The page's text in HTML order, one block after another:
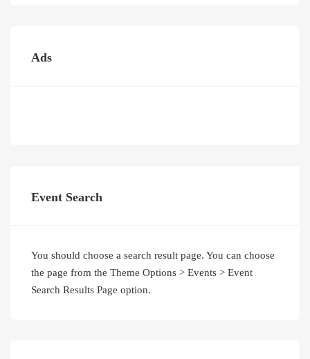
Ads
Event Search
You should choose a search result page. You can choose
the page from the Theme Options > Events > Event
Search Results Page option.